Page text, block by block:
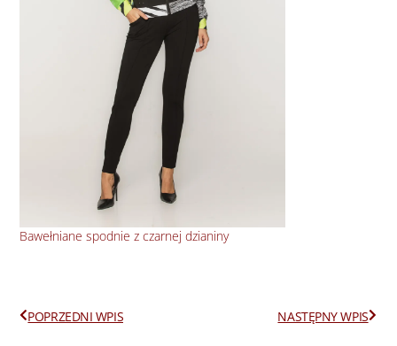
Bawełniane spodnie z czarnej dzianiny
Prev
POPRZEDNI WPIS NASTĘPNY WPISNext